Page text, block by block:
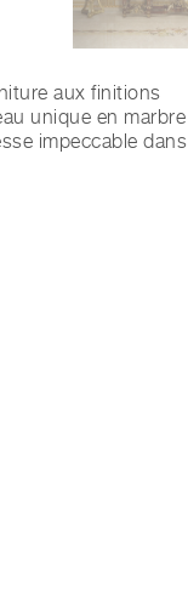
aux finitions
unique en marbre
impeccable dans